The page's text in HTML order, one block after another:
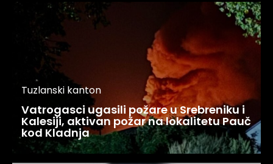
Tuzlanski kanton
Vatrogasci ugasili požare u Srebreniku i
Kalesiji, aktivan požar na lokalitetu Pauč
kod Kladnja